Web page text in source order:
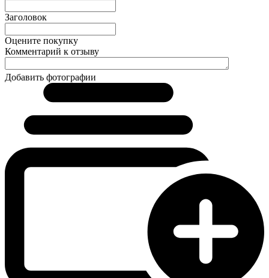
Заголовок
Оцените покупку
Комментарий к отзыву
Добавить фотографии